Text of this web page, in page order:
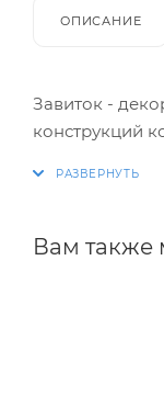
ОПИСАНИЕ
Завиток -
конструкций
Вам также